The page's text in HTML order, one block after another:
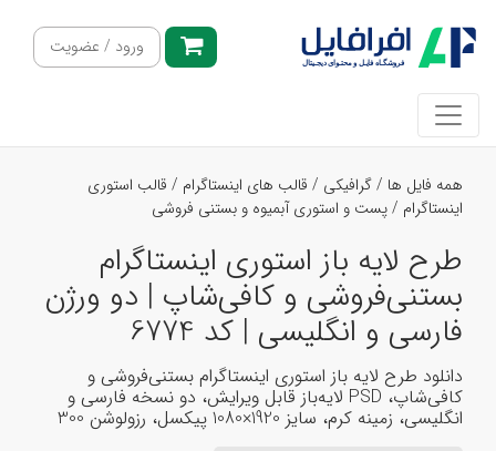
ورود / عضویت
همه فایل ها /گرافیکی / قالب های اینستاگرام / قالب استوری
اینستاگرام /پست و استوری آبمیوه و بستنی فروشی
طرح لایه باز استوری اینستاگرام
بستنی‌فروشی و کافی‌شاپ | دو ورژن
فارسی و انگلیسی | کد 6774
دانلود طرح لایه باز استوری اینستاگرام بستنی‌فروشی و
کافی‌شاپ، PSD لایه‌باز قابل ویرایش، دو نسخه فارسی و
انگلیسی، زمینه کرم، سایز 1920×1080 پیکسل، رزولوشن 300